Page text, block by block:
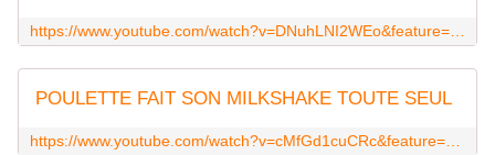
POULETTE FAIT SON MILKSHAKE TOUTE SEUL